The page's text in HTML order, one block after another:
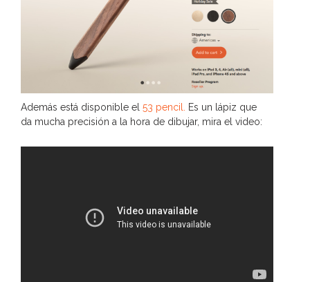
Además está disponible el 53 pencil.
Es un lápiz que
da mucha precisión a la hora de dibujar, mira el video: